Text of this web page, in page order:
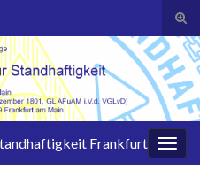
Frankfurt